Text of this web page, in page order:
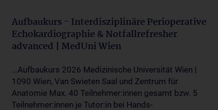
Aufbaukurs - Interdisziplinäre Perioperative
Echokardiographie & Notfallrefresher
advanced | MedUni Wien
...Aufbaukurs 2026 Medizinische Universität Wien |
1090 Wien, Van Swieten Saal und Zentrum für
Anatomie Max. 40 Teilnehmer:innen gesamt bzw. 5
Teilnehmer:innen je Tutor:in bei Hands-